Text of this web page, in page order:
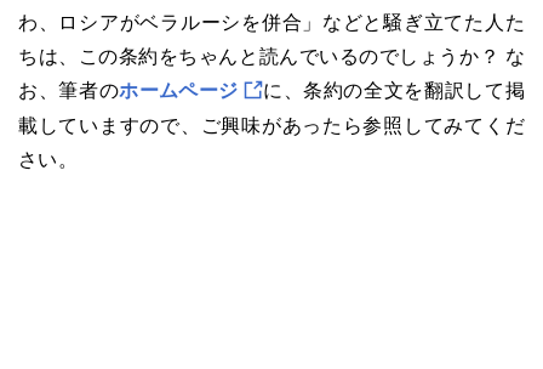
わ、ロシアがベラルーシを併合」などと騒ぎ立てた人た
ちは、この条約をちゃんと読んでいるのでしょうか？ な
お、筆者のホームページ
に、条約の全文を翻訳して掲
載していますので、ご興味があったら参照してみてくだ
さい。